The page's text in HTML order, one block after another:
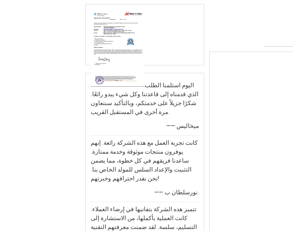
اليوم استلمنا الطلب
الذي قدمناه إلى قاعدتنا وكل شيء يبدو رائعًا.
شكرًا جزيلاً على خدمتكم، وبالتأكيد سنتعاون
مرة أخرى في المستقبل القريب.
—— ميخاليس
كانت تجربة العمل مع هذه الشركة رائعة. إنهم
يوفرون منتجات موثوقة وخدمة ممتازة.
ساعدنا فريقهم في كل خطوة، مما يضمن
التثبيت والإعداد السلس للمولد الخاص بنا.
نحن نقدر احترافهم وخبرتهم!
—— نورسلطان ب.
تتميز هذه الشركة بتفانيها في إرضاء العملاء.
كانت العملية بأكملها، من الاستشارة إلى
التسليم، سلسة. لقد ضمنت معرفتهم التقنية